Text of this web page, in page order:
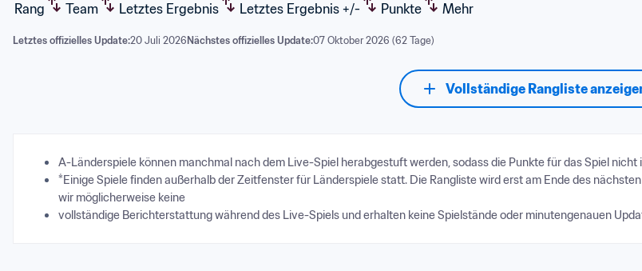
Rang Team Letztes Ergebnis Letztes Ergebnis +/- Punkte Mehr
Letztes offizielles Update:20 Juli 2026 Nächstes offizielles Update:07 Oktober 2026 (62 Tage)
Vollständige Rangliste
A-Länderspiele können manchmal nach dem Live-Spiel herabgestuft werden, sodass die Punkte für das Spiel
*Einige Spiele finden außerhalb der Zeitfenster für Länderspiele statt. Die Rangliste wird erst am Ende des
wir möglicherweise keine
vollständige Berichterstattung während des Live-Spiels und erhalten keine Spielstände oder minutengenauen